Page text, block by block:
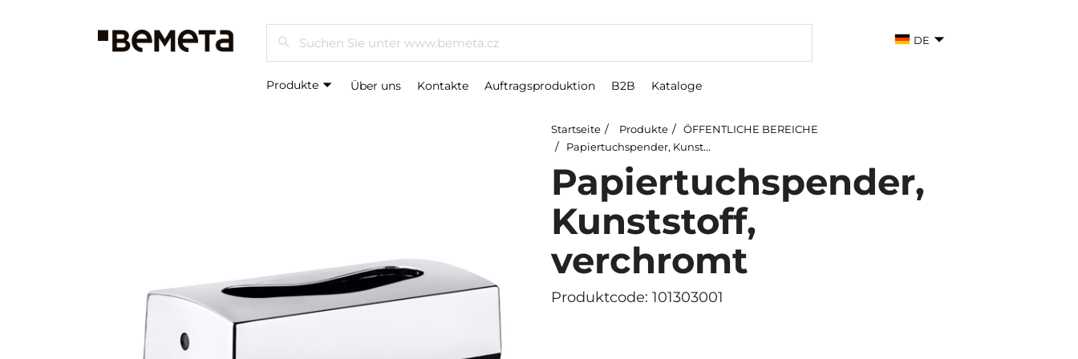
Suchen
Produkte Über uns Kontakte Auftragsproduktion B2B Kataloge
DE
Startseite Produkte
ÖFFENTLICHE BEREICHE
Papiertuchspender, Kunststoff, verchromt
Papiertuchspender,
Kunststoff,
verchromt
Produktcode: 101303001